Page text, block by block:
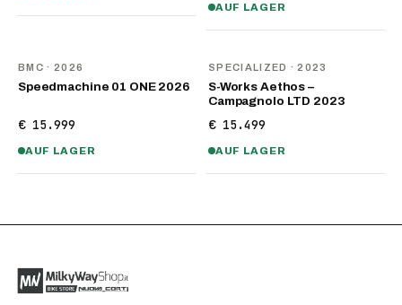
AUF LAGER
BMC · 2026
Speedmachine 01 ONE 2026
€ 15.999
AUF LAGER
SPECIALIZED · 2023
S-Works Aethos –
Campagnolo LTD 2023
€ 15.499
AUF LAGER